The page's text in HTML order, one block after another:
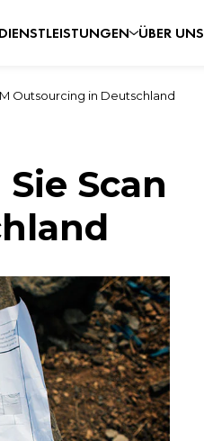
DIENSTLEISTUNGEN ÜBER UNS
Outsourcing in Deutschland
Scan